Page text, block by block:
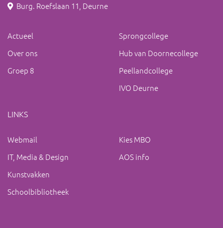
Burg. Roefslaan 11, Deurne
Actueel
Over ons
Groep 8
Sprongcollege
Hub van Doornecollege
Peellandcollege
IVO Deurne
LINKS
Webmail
IT, Media & Design
Kunstvakken
Schoolbibliotheek
Kies MBO
AOS info